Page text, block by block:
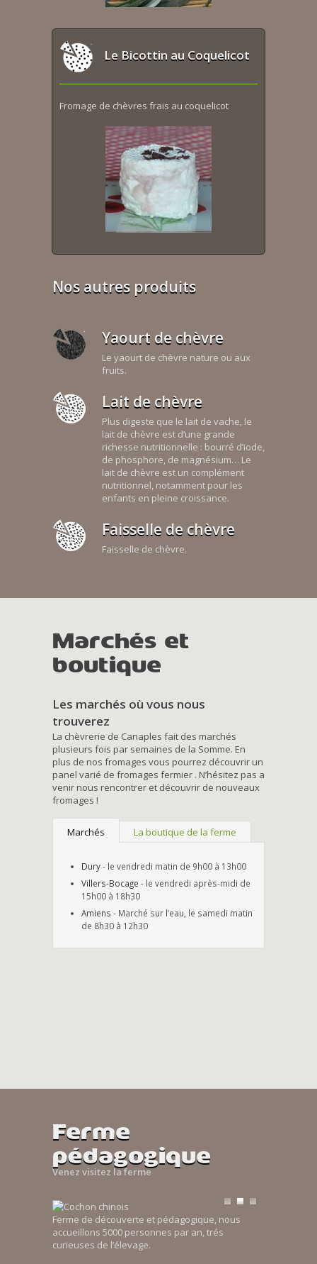
Le Bicottin au Coquelicot
Fromage de chèvres frais au coquelicot
Nos autres produits
Yaourt de chèvre
Le yaourt de chèvre nature ou aux
fruits.
Lait de chèvre
Plus digeste que le lait de vache, le
lait de chèvre est d’une grande
richesse nutritionnelle : bourré d’iode,
de phosphore, de magnésium… Le
lait de chèvre est un complément
nutritionnel, notamment pour les
enfants en pleine croissance.
Faisselle de chèvre
Faisselle de chèvre.
Marchés et
boutique
Les marchés où vous nous
trouverez
La chèvrerie de Canaples fait des marchés
plusieurs fois par semaines de la Somme. En
plus de nos fromages vous pourrez découvrir un
panel varié de fromages fermier . N’hésitez pas a
venir nous rencontrer et découvrir de nouveaux
fromages !
Marchés La boutique de la ferme
Dury- le vendredi matin de 9h00 à 13h00
Villers-Bocage - le vendredi après-midi de
15h00 à 18h30
Amiens - Marché sur l’eau, le samedi matin
de 8h30 à 12h30
Ferme
pédagogique
Venez visitez la ferme
Ferme de découverte et pédagogique, nous
accueillons 5000 personnes par an, trés
curieuses de l’élevage.